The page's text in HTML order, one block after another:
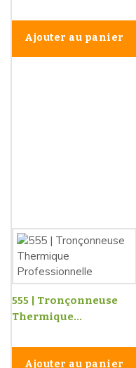
Ajouter au panier
555 | Tronçonneuse
Thermique...
Ajouter au panier